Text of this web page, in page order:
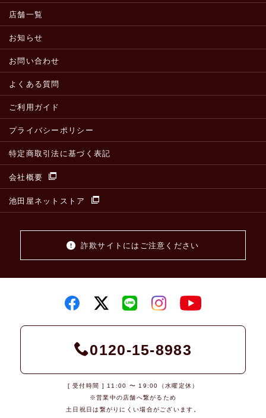
店舗一覧
お知らせ
お問い合わせ
よくある質問
ご利用ガイド
プライバシーポリシー
特定商取引法に基づく表記
会社概要
池田屋ネットストア
詐欺サイトにはご注意ください
0120-15-8983
[ 受付時間 ] 11:00 〜 19:00（水曜定休）
※営業中の店舗へ繋がるため
土日祝日は繋がりにくい場合がございます。